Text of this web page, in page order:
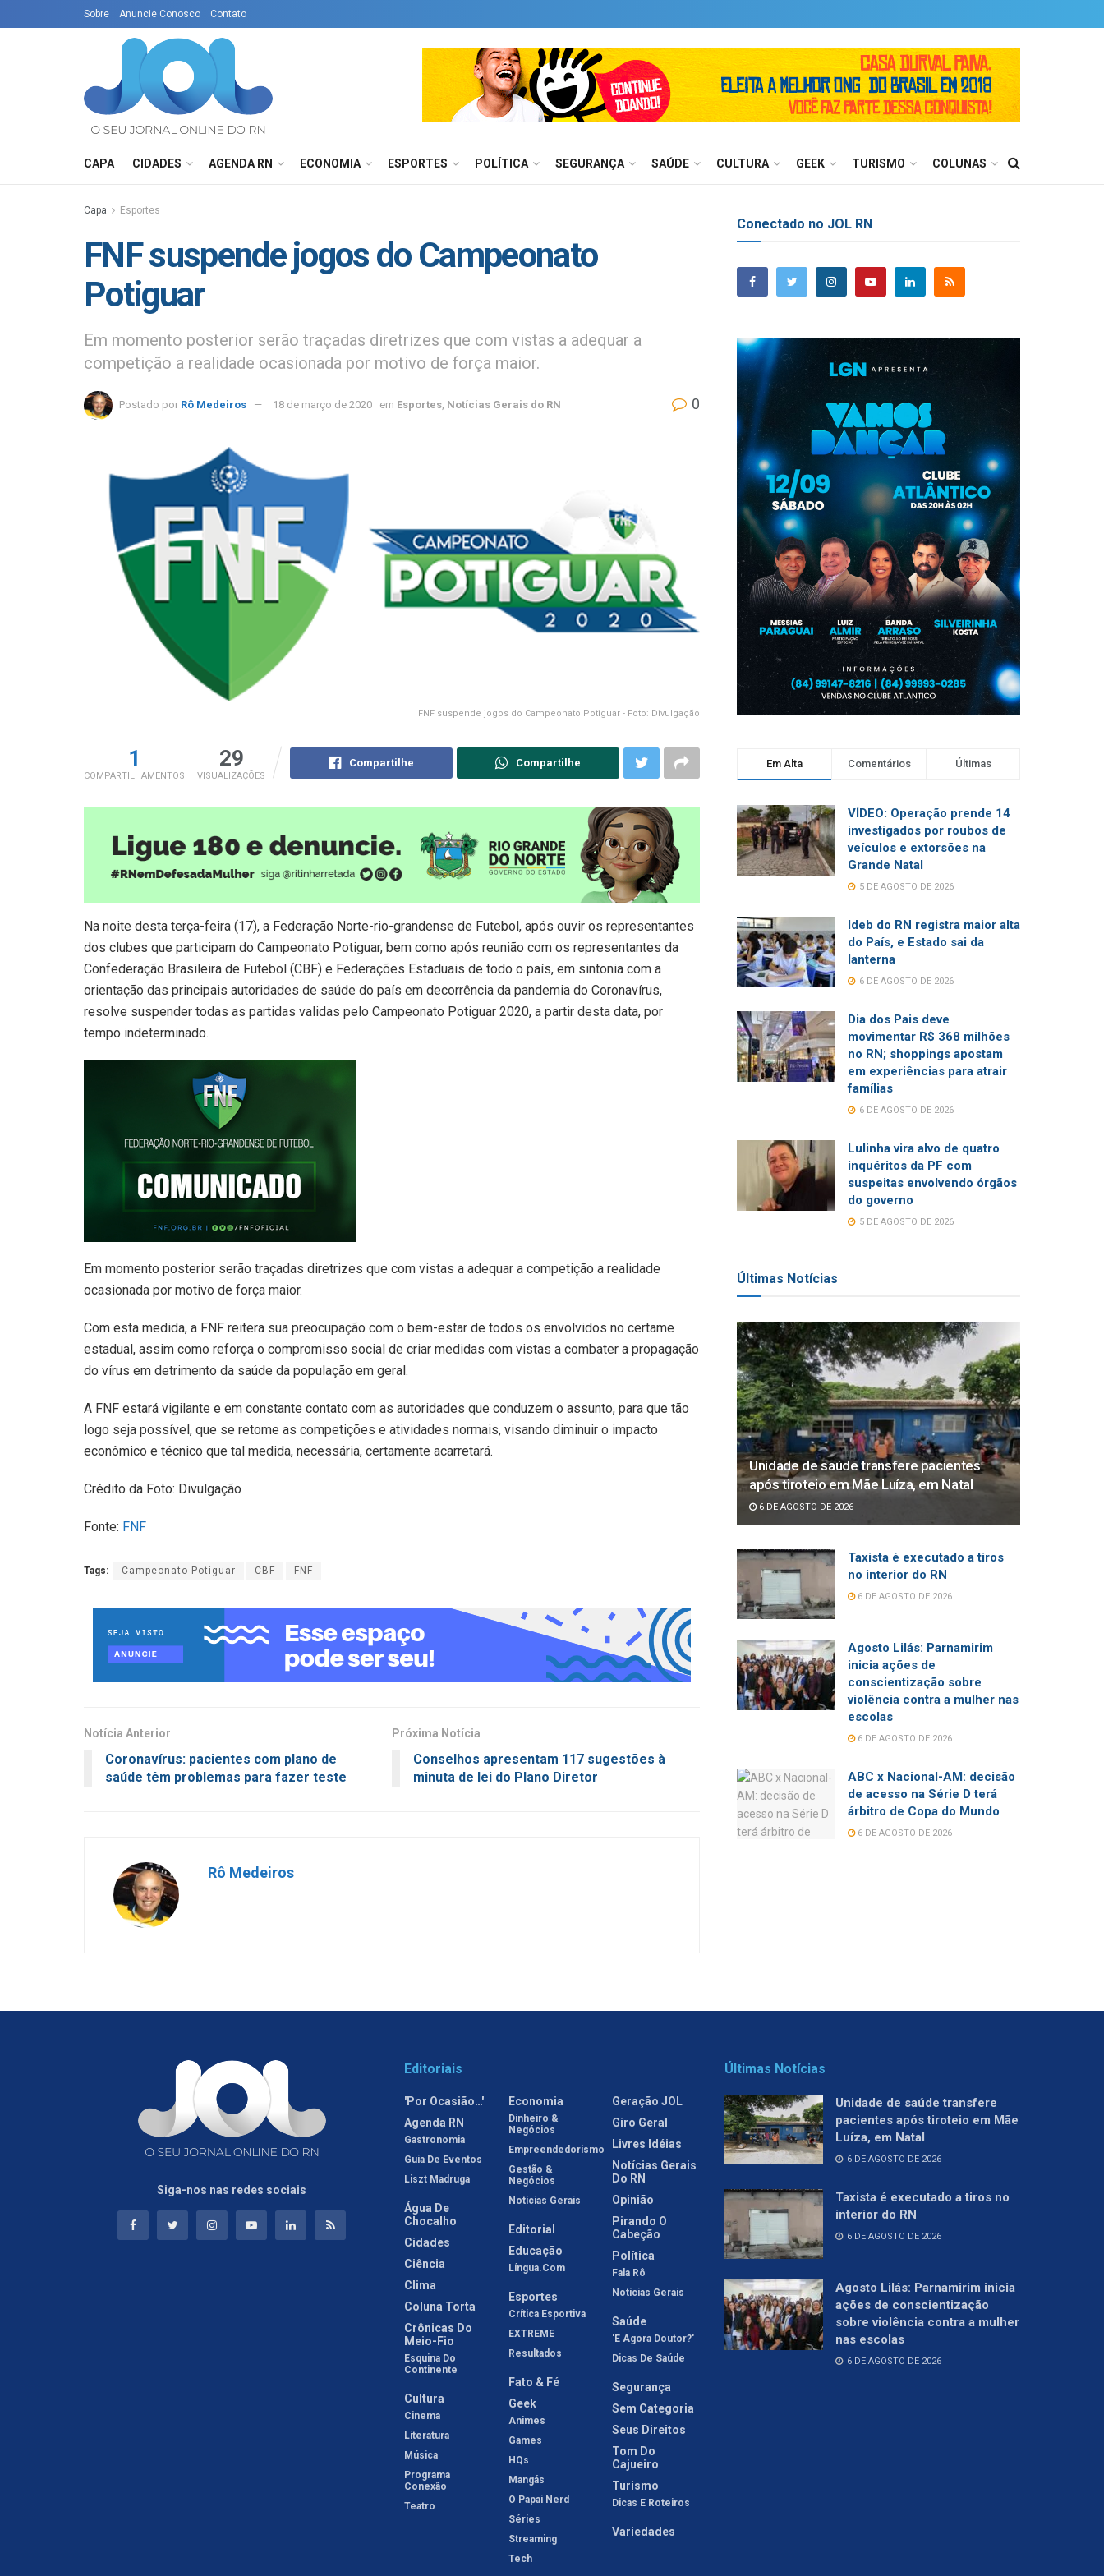
Sobre Anuncie Conosco Contato
CAPA CIDADES AGENDA RN ECONOMIA ESPORTES POLÍTICA SEGURANÇA SAÚDE CULTURA GEEK TURISMO COLUNAS
Capa Esportes
FNF suspende jogos do Campeonato
Potiguar
Em momento posterior serão traçadas diretrizes que com vistas a adequar a
competição a realidade ocasionada por motivo de força maior.
Postado por Rô Medeiros 18 de março de 2020 em Esportes Notícias Gerais do RN 0
FNF suspende jogos do Campeonato Potiguar - Foto: Divulgação
1
COMPARTILHAMENTOS
29
VISUALIZAÇÕES
Compartilhe Compartilhe
Na noite desta terça-feira (17), a Federação Norte-rio-grandense de Futebol, após ouvir os representantes
dos clubes que participam do Campeonato Potiguar, bem como após reunião com os representantes da
Confederação Brasileira de Futebol (CBF) e Federações Estaduais de todo o país, em sintonia com a
orientação das principais autoridades de saúde do país em decorrência da pandemia do Coronavírus,
resolve suspender todas as partidas validas pelo Campeonato Potiguar 2020, a partir desta data, por
tempo indeterminado.
Em momento posterior serão traçadas diretrizes que com vistas a adequar a competição a realidade
ocasionada por motivo de força maior.
Com esta medida, a FNF reitera sua preocupação com o bem-estar de todos os envolvidos no certame
estadual, assim como reforça o compromisso social de criar medidas com vistas a combater a propagação
do vírus em detrimento da saúde da população em geral.
A FNF estará vigilante e em constante contato com as autoridades que conduzem o assunto, para que tão
logo seja possível, que se retome as competições e atividades normais, visando diminuir o impacto
econômico e técnico que tal medida, necessária, certamente acarretará.
Crédito da Foto: Divulgação
Fonte: FNF
Tags: Campeonato Potiguar CBF FNF
Notícia Anterior
Coronavírus: pacientes com plano de
saúde têm problemas para fazer teste
Próxima Notícia
Conselhos apresentam 117 sugestões à
minuta de lei do Plano Diretor
Rô Medeiros
Conectado no JOL RN
Em Alta Comentários Últimas
VÍDEO: Operação prende 14
investigados por roubos de
veículos e extorsões na
Grande Natal
5 DE AGOSTO DE 2026
Ideb do RN registra maior alta
do País, e Estado sai da
lanterna
6 DE AGOSTO DE 2026
Dia dos Pais deve
movimentar R$ 368 milhões
no RN; shoppings apostam
em experiências para atrair
famílias
6 DE AGOSTO DE 2026
Lulinha vira alvo de quatro
inquéritos da PF com
suspeitas envolvendo órgãos
do governo
5 DE AGOSTO DE 2026
Últimas Notícias
Unidade de saúde transfere pacientes
após tiroteio em Mãe Luíza, em Natal
6 DE AGOSTO DE 2026
Taxista é executado a tiros
no interior do RN
6 DE AGOSTO DE 2026
Agosto Lilás: Parnamirim
inicia ações de
conscientização sobre
violência contra a mulher nas
escolas
6 DE AGOSTO DE 2026
ABC x Nacional-AM: decisão
de acesso na Série D terá
árbitro de Copa do Mundo
6 DE AGOSTO DE 2026
Siga-nos nas redes sociais
Editoriais
'Por Ocasião…'
Agenda RN
Gastronomia
Guia De Eventos
Liszt Madruga
Água De
Chocalho
Cidades
Ciência
Clima
Coluna Torta
Crônicas Do
Meio-Fio
Esquina Do
Continente
Cultura
Cinema
Literatura
Música
Programa
Conexão
Teatro
Economia
Dinheiro &
Negócios
Empreendedorismo
Gestão &
Negócios
Notícias Gerais
Editorial
Educação
Língua.com
Esportes
Crítica Esportiva
EXTREME
Resultados
Fato & Fé
Geek
Animes
Games
HQs
Mangás
O Papai Nerd
Séries
Streaming
Tech
Geração JOL
Giro Geral
Livres Idéias
Notícias Gerais
Do RN
Opinião
Pirando O
Cabeção
Política
Fala Rô
Notícias Gerais
Saúde
'E Agora Doutor?'
Dicas De Saúde
Segurança
Sem Categoria
Seus Direitos
Tom Do
Cajueiro
Turismo
Dicas E Roteiros
Variedades
Últimas Notícias
Unidade de saúde transfere
pacientes após tiroteio em Mãe
Luíza, em Natal
6 DE AGOSTO DE 2026
Taxista é executado a tiros no
interior do RN
6 DE AGOSTO DE 2026
Agosto Lilás: Parnamirim inicia
ações de conscientização
sobre violência contra a mulher
nas escolas
6 DE AGOSTO DE 2026